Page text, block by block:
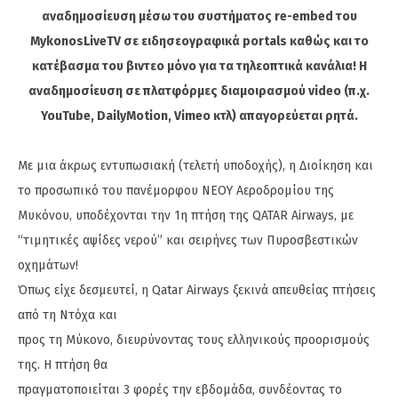
αναδημοσίευση μέσω του συστήματος re-embed του
MykonosLiveTV σε ειδησεογραφικά portals καθώς και το
κατέβασμα του βιντεο μόνο για τα τηλεοπτικά κανάλια! Η
αναδημοσίευση σε πλατφόρμες διαμοιρασμού video (π.χ.
YouTube, DailyMotion, Vimeo κτλ) απαγορεύεται ρητά.
Με μια άκρως εντυπωσιακή (τελετή υποδοχής), η Διοίκηση και
το προσωπικό του πανέμορφου ΝΕΟΥ Αεροδρομίου της
Μυκόνου, υποδέχονται την 1η πτήση της QATAR Airways, με
“τιμητικές αψίδες νερού” και σειρήνες των Πυροσβεστικών
οχημάτων!
Όπως είχε δεσμευτεί, η Qatar Airways ξεκινά απευθείας πτήσεις
από τη Ντόχα και
προς τη Μύκονο, διευρύνοντας τους ελληνικούς προορισμούς
της. Η πτήση θα
πραγματοποιείται 3 φορές την εβδομάδα, συνδέοντας το